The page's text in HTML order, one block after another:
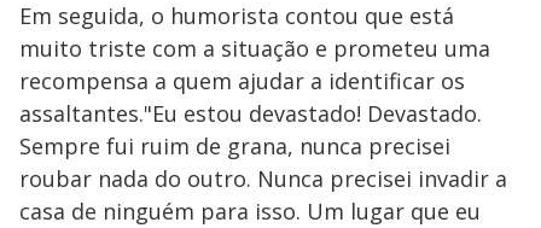
Em seguida, o humorista contou que está
muito triste com a situação e prometeu uma
recompensa a quem ajudar a identificar os
assaltantes."Eu estou devastado! Devastado.
Sempre fui ruim de grana, nunca precisei
roubar nada do outro. Nunca precisei invadir a
casa de ninguém para isso. Um lugar que eu